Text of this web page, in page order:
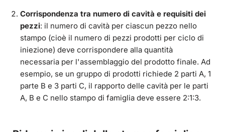
Corrispondenza tra numero di cavità e requisiti dei
pezzi: il numero di cavità per ciascun pezzo nello
stampo (cioè il numero di pezzi prodotti per ciclo di
iniezione) deve corrispondere alla quantità
necessaria per l'assemblaggio del prodotto finale. Ad
esempio, se un gruppo di prodotti richiede 2 parti A, 1
parte B e 3 parti C, il rapporto delle cavità per le parti
A, B e C nello stampo di famiglia deve essere 2:1:3.